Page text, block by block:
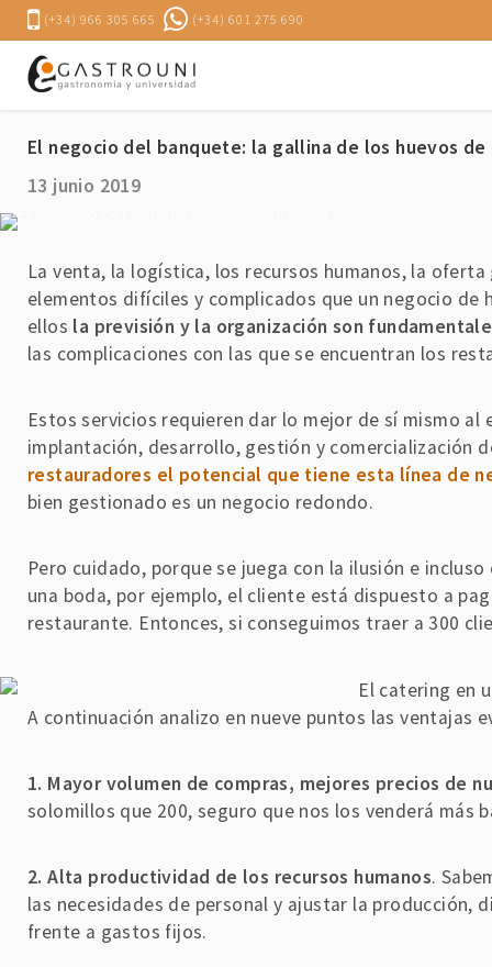
(+34) 966 305 665 (+34) 601 275 690
El negocio del banquete: la gallina de los huevos
13 junio 2019
La venta, la logística, los recursos humanos, la
elementos difíciles y complicados que un negocio
ellos la previsión y la organización son
las complicaciones con las que se encuentran los
Estos servicios requieren dar lo mejor de sí mismo
implantación, desarrollo, gestión y comercialización
restauradores el potencial que tiene esta línea de
bien gestionado es un negocio redondo.
Pero cuidado, porque se juega con la ilusión e
una boda, por ejemplo, el cliente está dispuesto a
restaurante. Entonces, si conseguimos traer a 300
A continuación analizo en nueve puntos las ventajas
1. Mayor volumen de compras, mejores precios de
solomillos que 200, seguro que nos los venderá más
2. Alta productividad de los recursos humanos.
las necesidades de personal y ajustar la
frente a gastos fijos.